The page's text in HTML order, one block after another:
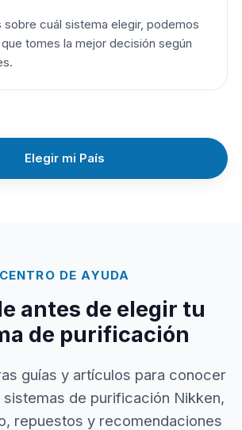
sobre cuál sistema elegir, podemos
tomes la mejor decisión según
Elegir mi País
CENTRO DE AYUDA
antes de elegir tu
de purificación
guías y artículos para conocer
de purificación Nikken,
repuestos y recomendaciones